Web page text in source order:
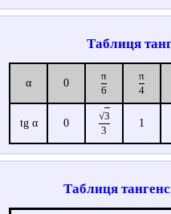
Таблиця
α 0
π
6
π
4
tg α 0
√3
3
1
Таблиця